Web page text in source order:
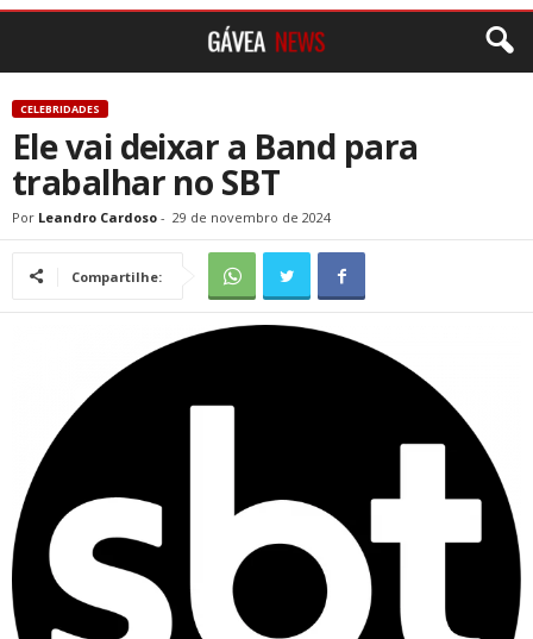
CELEBRIDADES
Ele vai deixar a Band para
trabalhar no SBT
Por Leandro Cardoso - 29 de novembro de 2024
Compartilhe: